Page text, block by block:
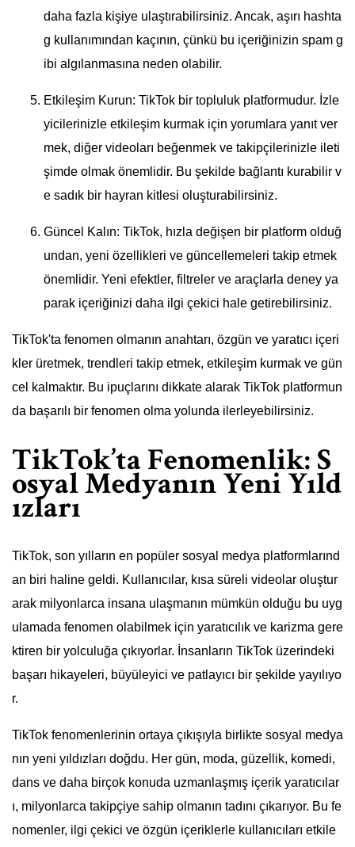
daha fazla kişiye ulaştırabilirsiniz. Ancak, aşırı hashta
g kullanımından kaçının, çünkü bu içeriğinizin spam g
ibi algılanmasına neden olabilir.
Etkileşim Kurun: TikTok bir topluluk platformudur. İzle
yicilerinizle etkileşim kurmak için yorumlara yanıt ver
mek, diğer videoları beğenmek ve takipçilerinizle ileti
şimde olmak önemlidir. Bu şekilde bağlantı kurabilir v
e sadık bir hayran kitlesi oluşturabilirsiniz.
Güncel Kalın: TikTok, hızla değişen bir platform olduğ
undan, yeni özellikleri ve güncellemeleri takip etmek
önemlidir. Yeni efektler, filtreler ve araçlarla deney ya
parak içeriğinizi daha ilgi çekici hale getirebilirsiniz.
TikTok'ta fenomen olmanın anahtarı, özgün ve yaratıcı içeri
kler üretmek, trendleri takip etmek, etkileşim kurmak ve gün
cel kalmaktır. Bu ipuçlarını dikkate alarak TikTok platformun
da başarılı bir fenomen olma yolunda ilerleyebilirsiniz.
TikTok’ta Fenomenlik: S
osyal Medyanın Yeni Yıld
ızları
TikTok, son yılların en popüler sosyal medya platformlarınd
an biri haline geldi. Kullanıcılar, kısa süreli videolar oluştur
arak milyonlarca insana ulaşmanın mümkün olduğu bu uyg
ulamada fenomen olabilmek için yaratıcılık ve karizma gere
ktiren bir yolculuğa çıkıyorlar. İnsanların TikTok üzerindeki
başarı hikayeleri, büyüleyici ve patlayıcı bir şekilde yayılıyo
r.
TikTok fenomenlerinin ortaya çıkışıyla birlikte sosyal medya
nın yeni yıldızları doğdu. Her gün, moda, güzellik, komedi,
dans ve daha birçok konuda uzmanlaşmış içerik yaratıcılar
ı, milyonlarca takipçiye sahip olmanın tadını çıkarıyor. Bu fe
nomenler, ilgi çekici ve özgün içeriklerle kullanıcıları etkile